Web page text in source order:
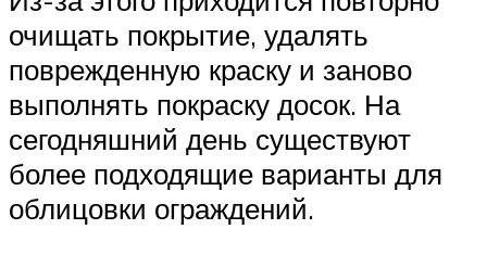
очищать покрытие, удалять
поврежденную краску и заново
выполнять покраску досок. На
сегодняшний день существуют
более подходящие варианты для
облицовки ограждений.